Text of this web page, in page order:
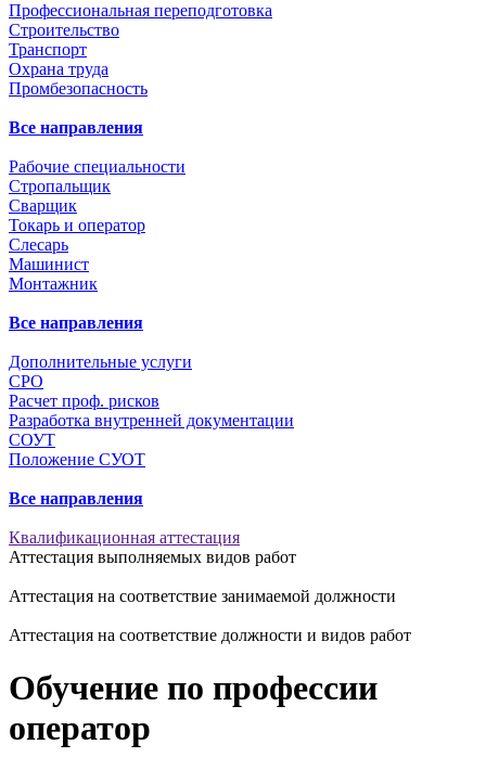
Профессиональная переподготовка
Строительство
Транспорт
Охрана труда
Промбезопасность
Все направления
Рабочие специальности
Стропальщик
Сварщик
Токарь и оператор
Слесарь
Машинист
Монтажник
Все направления
Дополнительные услуги
СРО
Расчет проф. рисков
Разработка внутренней документации
СОУТ
Положение СУОТ
Все направления
Квалификационная аттестация
Аттестация выполняемых видов работ
Аттестация на соответствие занимаемой должности
Аттестация на соответствие должности и видов работ
Обучение по профессии
оператор